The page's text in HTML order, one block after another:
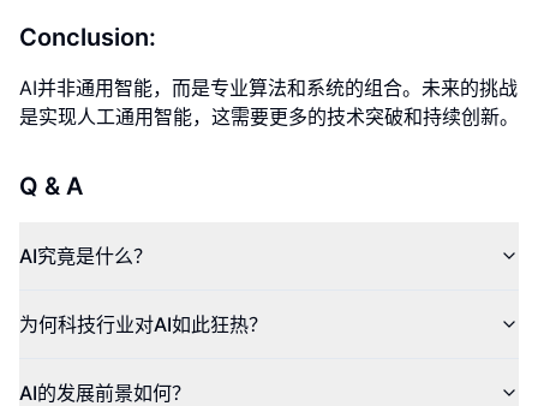
Conclusion:
AI并非通用智能，而是专业算法和系统的组合。未来的挑战
是实现人工通用智能，这需要更多的技术突破和持续创新。
Q & A
AI究竟是什么？
为何科技行业对AI如此狂热？
AI的发展前景如何？